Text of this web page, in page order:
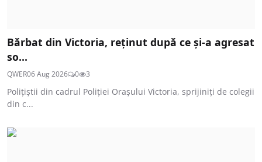
Bărbat din Victoria, reținut după ce și-a agresat
so...
QWER06 Aug 2026 0 3
Polițiștii din cadrul Poliției Orașului Victoria, sprijiniți de colegii
din c...